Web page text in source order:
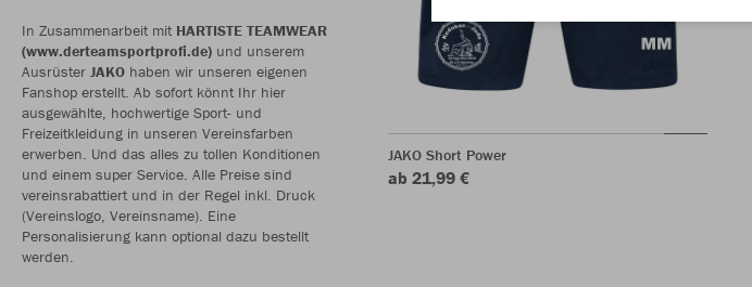
In Zusammenarbeit mit HARTISTE TEAMWEAR
(www.derteamsportprofi.de) und unserem
Ausrüster JAKO haben wir unseren eigenen
Fanshop erstellt. Ab sofort könnt Ihr hier
ausgewählte, hochwertige Sport- und
Freizeitkleidung in unseren Vereinsfarben
erwerben. Und das alles zu tollen Konditionen
und einem super Service. Alle Preise sind
vereinsrabattiert und in der Regel inkl. Druck
(Vereinslogo, Vereinsname). Eine
Personalisierung kann optional dazu bestellt
werden.
JAKO Short Power
ab 21,99 €